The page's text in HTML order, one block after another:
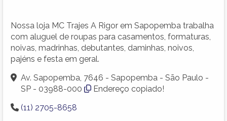
Nossa loja MC Trajes A Rigor em Sapopemba trabalha
com aluguel de roupas para casamentos, formaturas,
noivas, madrinhas, debutantes, daminhas, noivos,
pajéns e festa em geral.
Av. Sapopemba, 7646 - Sapopemba - São Paulo -
SP - 03988-000
Endereço copiado!
(11) 2705-8658